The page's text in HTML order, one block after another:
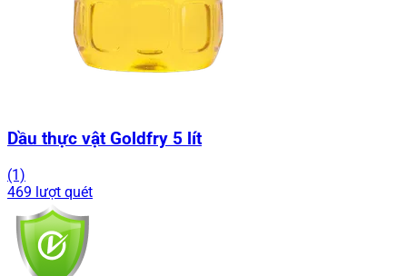
Dầu thực vật Goldfry 5 lít
(1)
469 lượt quét